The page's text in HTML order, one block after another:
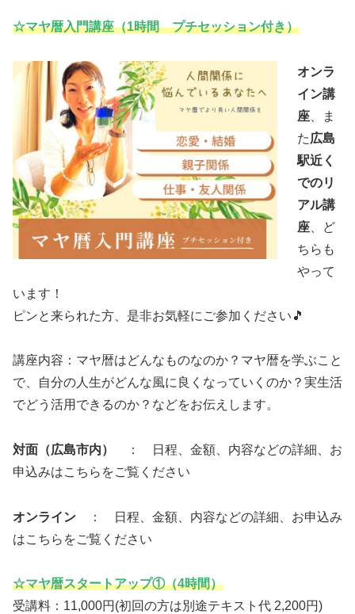
☆マヤ暦入門講座（1時間 プチセッション付き）
オンラ
イン講
座 、ま
た広島
駅近く
でのリ
アル講
座 、ど
ちらも
やって
います！
ピンと来られた方、是非お気軽にご参加ください🎵
講座内容：マヤ暦はどんなものなのか？マヤ暦を学ぶこと
で、自分の人生がどんな風に良くなっていくのか？実生活
でどう活用できるのか？などをお伝えします。
対面（広島市内）
： 日程、金額、内容などの詳細、お
申込みはこちらをご覧ください
オンライン ： 日程、金額、内容などの詳細、お申込み
はこちらをご覧ください
☆マヤ暦スタートアップ①（4時間）
受講料：11,000円(初回の方は別途テキスト代 2,200円)